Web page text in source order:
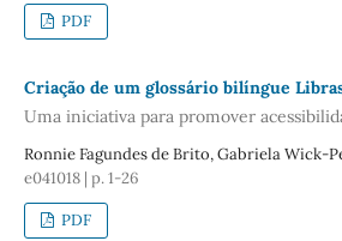
PDF
Criação de um glossário bilíngue
Uma iniciativa para promover
Ronnie Fagundes de Brito, Gabriela Wick-
e041018 | p. 1-26
PDF